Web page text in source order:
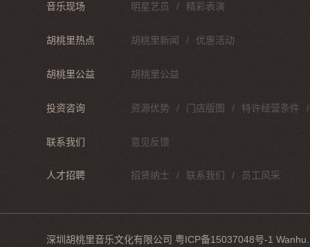
音乐现场 明星艺员 精彩表演
胡桃里热点 胡桃里新闻 优惠活动
胡桃里公益 胡桃里公益
投资咨询 资源优势 门店版图 特许经营条件
联系我们 意见反馈
人才招聘 招贤纳士 联系我们 员工风采
深圳胡桃里音乐文化有限公司 粤ICP备15037048号-1 Wanhu.